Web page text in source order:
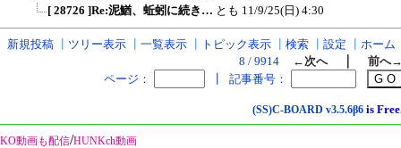
[ 28726 ]Re:泥鰌、蚯蚓に続き… とも 11/9/25(日) 4:30
新規投稿 ツリー表示 一覧表示 トピック表示 検索 設定
ホーム
8 / 9914
←次へ｜ 前へ
ページ：
記事番号：
(SS)C-BOARD v3.5.6β6 is
KO動画も配信/HUNKch動画